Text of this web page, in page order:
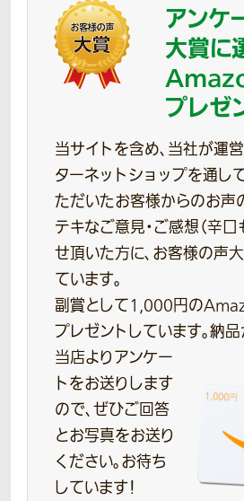
アンケ
大賞に
プレゼ
当サイトを含め、当社が運
ターネットショップを通し
ただいたお客様からのお声
テキなご意見・ご感想（辛口
せ頂いた方に、お客様の声
ています。
副賞として1,000円の
プレゼントしています。納
当店よりアンケー
トをお送りします
ので、ぜひご回答
とお写真をお送り
ください。お待ち
しています！